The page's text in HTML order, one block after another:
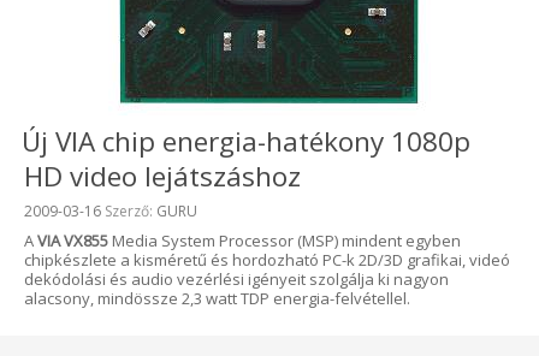
Új VIA chip energia-hatékony 1080p
HD video lejátszáshoz
Beküldve:
2009-03-16 Szerző: GURU
AVIA VX855 Media System Processor (MSP) mindent egyben
chipkészlete a kisméretű és hordozható PC-k 2D/3D grafikai, videó
dekódolási és audio vezérlési igényeit szolgálja ki nagyon
alacsony, mindössze 2,3 watt TDP energia-felvétellel.